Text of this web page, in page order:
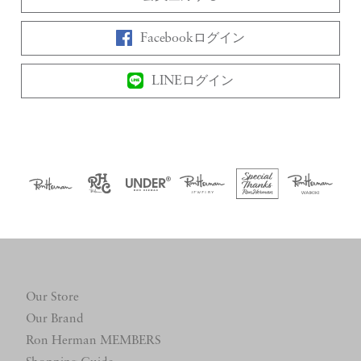
Facebookログイン
LINEログイン
Our Store
Our Brand
Ron Herman MEMBERS